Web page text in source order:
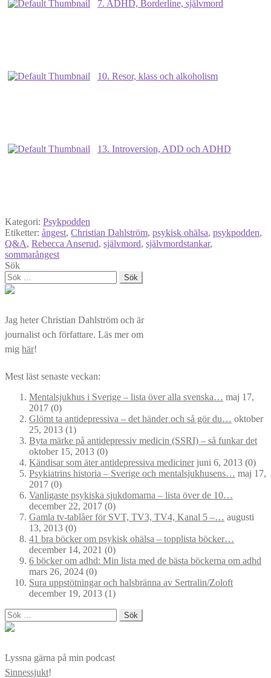
7. ADHD, Borderline, självmord
10. Resor, klass och alkoholism
13. Introversion, ADD och ADHD
Kategori: Psykpodden
Etiketter: ångest, Christian Dahlström, psykisk ohälsa, psykpodden,
Q&A, Rebecca Anserud, självmord, självmordstankar,
sommarångest
Sök
Sök
efter:
Jag heter Christian Dahlström och är
journalist och författare. Läs mer om
mig här!
Mest läst senaste veckan:
Mentalsjukhus i Sverige – lista över alla svenska… maj 17,
2017 (0)
Glömt ta antidepressiva – det händer och så gör du… oktober
25, 2013 (1)
Byta märke på antidepressiv medicin (SSRI) – så funkar det
oktober 15, 2013 (0)
Kändisar som äter antidepressiva medicinerjuni 6, 2013 (0)
Psykiatrins historia – Sverige och mentalsjukhusens… maj 17,
2017 (0)
Vanligaste psykiska sjukdomarna – lista över de 10…
december 22, 2017 (0)
Gamla tv-tablåer för SVT, TV3, TV4, Kanal 5 –… augusti
13, 2013 (0)
41 bra böcker om psykisk ohälsa – topplista böcker…
december 14, 2021 (0)
6 böcker om adhd: Min lista med de bästa böckerna om adhd
mars 26, 2024 (0)
Sura uppstötningar och halsbränna av Sertralin/Zoloft
december 19, 2013 (1)
Sök
efter:
Lyssna gärna på min podcast
Sinnessjukt!